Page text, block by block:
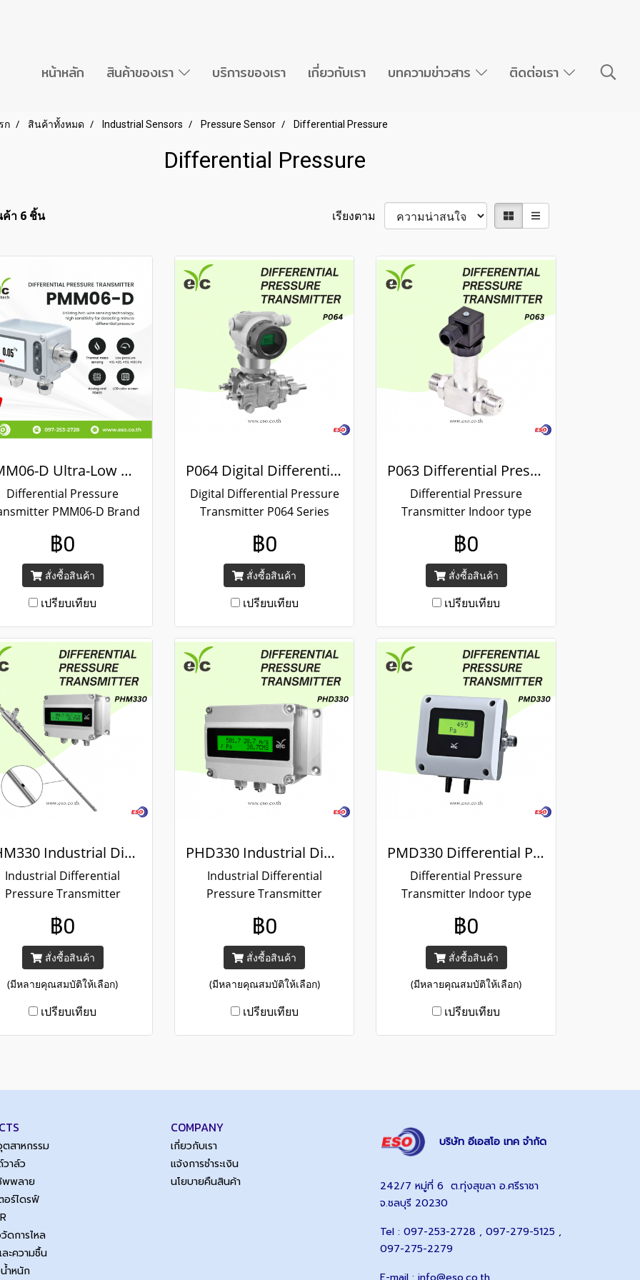
หน้าหลัก สินค้าของเรา บริการของเรา เกี่ยวกับเรา บทความข่าวสาร ติดต่อเรา
ก สินค้าทั้งหมด Industrial Sensors Pressure Sensor Differential Pressure
Differential Pressure
า 6 ชิ้น เรียงตาม
PMM06-D Ultra-Low Differential Pressure Transmitter
Differential Pressure
PMM06-D Brand
±25, ±50, ±100 , Output :
20 mA / 0 ... 10 V / RS-485
/ Relay
฿0
สั่งซื้อสินค้า
เปรียบเทียบ
P064 Digital Differential Pressure Transmitter
Digital Differential Pressure
Transmitter P064 Series
range：0.1 ... 25 bar , Output
: 4 ... 20 mA + HART
฿0
สั่งซื้อสินค้า
เปรียบเทียบ
P063 Differential Pressure Transmitter
Differential Pressure
Transmitter Indoor type
/ Measuring range：0..16 bar
, Output : 4 ... 20 mA / ขนาด
เกลียว G 1/4"
฿0
สั่งซื้อสินค้า
เปรียบเทียบ
PHM330 Industrial Differential Pressure Transmitter
Industrial Differential
Pressure Transmitter
TECH / Measuring range：
... ±1500 pa , Output : 4 ...
20 mA / 0 ... 10 V / RS-485
฿0
สั่งซื้อสินค้า
(มีหลายคุณสมบัติให้เลือก)
เปรียบเทียบ
PHD330 Industrial Differential Pressure Transmitter
Industrial Differential
Pressure Transmitter
TECH / Measuring range：
±50 ... ±10000 pa , Output : 4
... 20 mA / 0 ... 10 V / RS-485
฿0
สั่งซื้อสินค้า
(มีหลายคุณสมบัติให้เลือก)
เปรียบเทียบ
PMD330 Differential Pressure Transmitter
Differential Pressure
Transmitter Indoor type
TECH / Measuring range：
±50 ... ±10000 pa , Output : 4
... 20 mA / 0 ... 10 V / RS-485
฿0
สั่งซื้อสินค้า
(มีหลายคุณสมบัติให้เลือก)
เปรียบเทียบ
ตสาหกรรม
าล์ว
พพลาย
อร์ไดรฟ์
ดการไหล
ะความชื้น
ำหนัก
COMPANY
เกี่ยวกับเรา
แจ้งการชำระเงิน
นโยบายคืนสินค้า
บริษัท อีเอสโอ เทค จำกัด
242/7 หมู่ที่ 6 ต.ทุ่งสุขลา อ.ศรีราชา
จ.ชลบุรี 20230
Tel : 097-253-2728 , 097-279-5125 ,
097-275-2279